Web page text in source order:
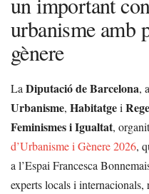
urbanisme amb
gènere
La Diputació de Barcelona,
Urbanisme, Habitatgei
Feminismes i Igualtat,
d’Urbanisme i Gènere 2026,
a l’Espai Francesca
experts locals i internacionals,